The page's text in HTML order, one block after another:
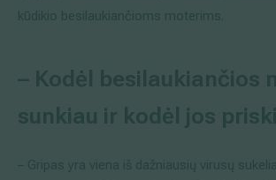
kūdikio besilaukiančioms moterims.
– Kodėl besilaukiančios
sunkiau ir kodėl jos
– Gripas yra viena iš dažniausių virusų